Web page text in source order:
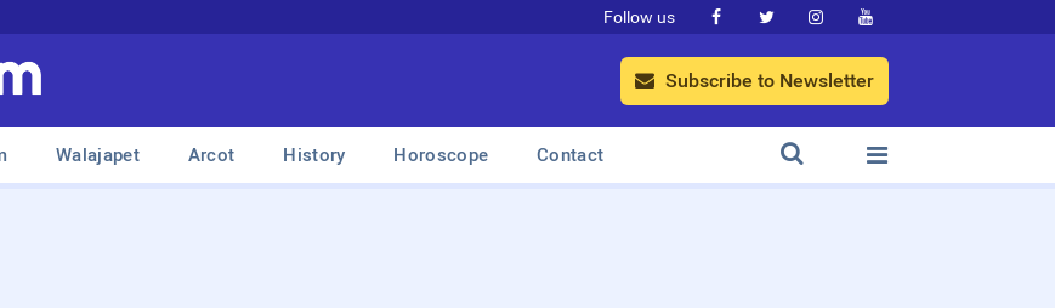
Follow us    
 Subscribe to Newsletter
Walajapet Arcot History Horoscope Contact 
